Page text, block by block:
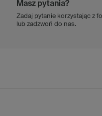
Masz pytania?
Zadaj pytanie korzystając z
lub zadzwoń do nas.